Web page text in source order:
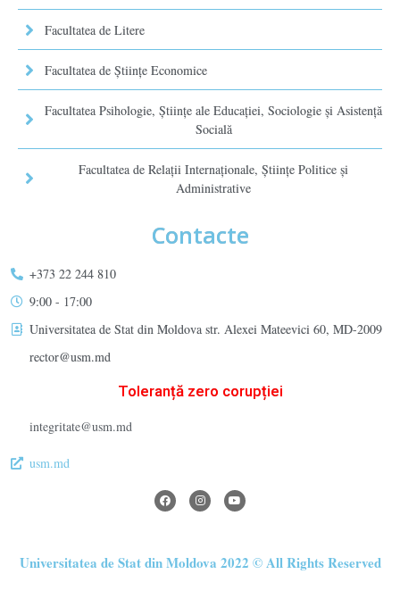
Facultatea de Litere
Facultatea de Științe Economice
Facultatea Psihologie, Ştiinţe ale Educaţiei, Sociologie și Asistență
Socială
Facultatea de Relaţii Internaţionale, Ştiinţe Politice şi
Administrative
Contacte
+373 22 244 810
9:00 - 17:00
Universitatea de Stat din Moldova str. Alexei Mateevici 60, MD-2009
rector@usm.md
Toleranță zero corupției
integritate@usm.md
usm.md
Universitatea de Stat din Moldova 2022 © All Rights Reserved